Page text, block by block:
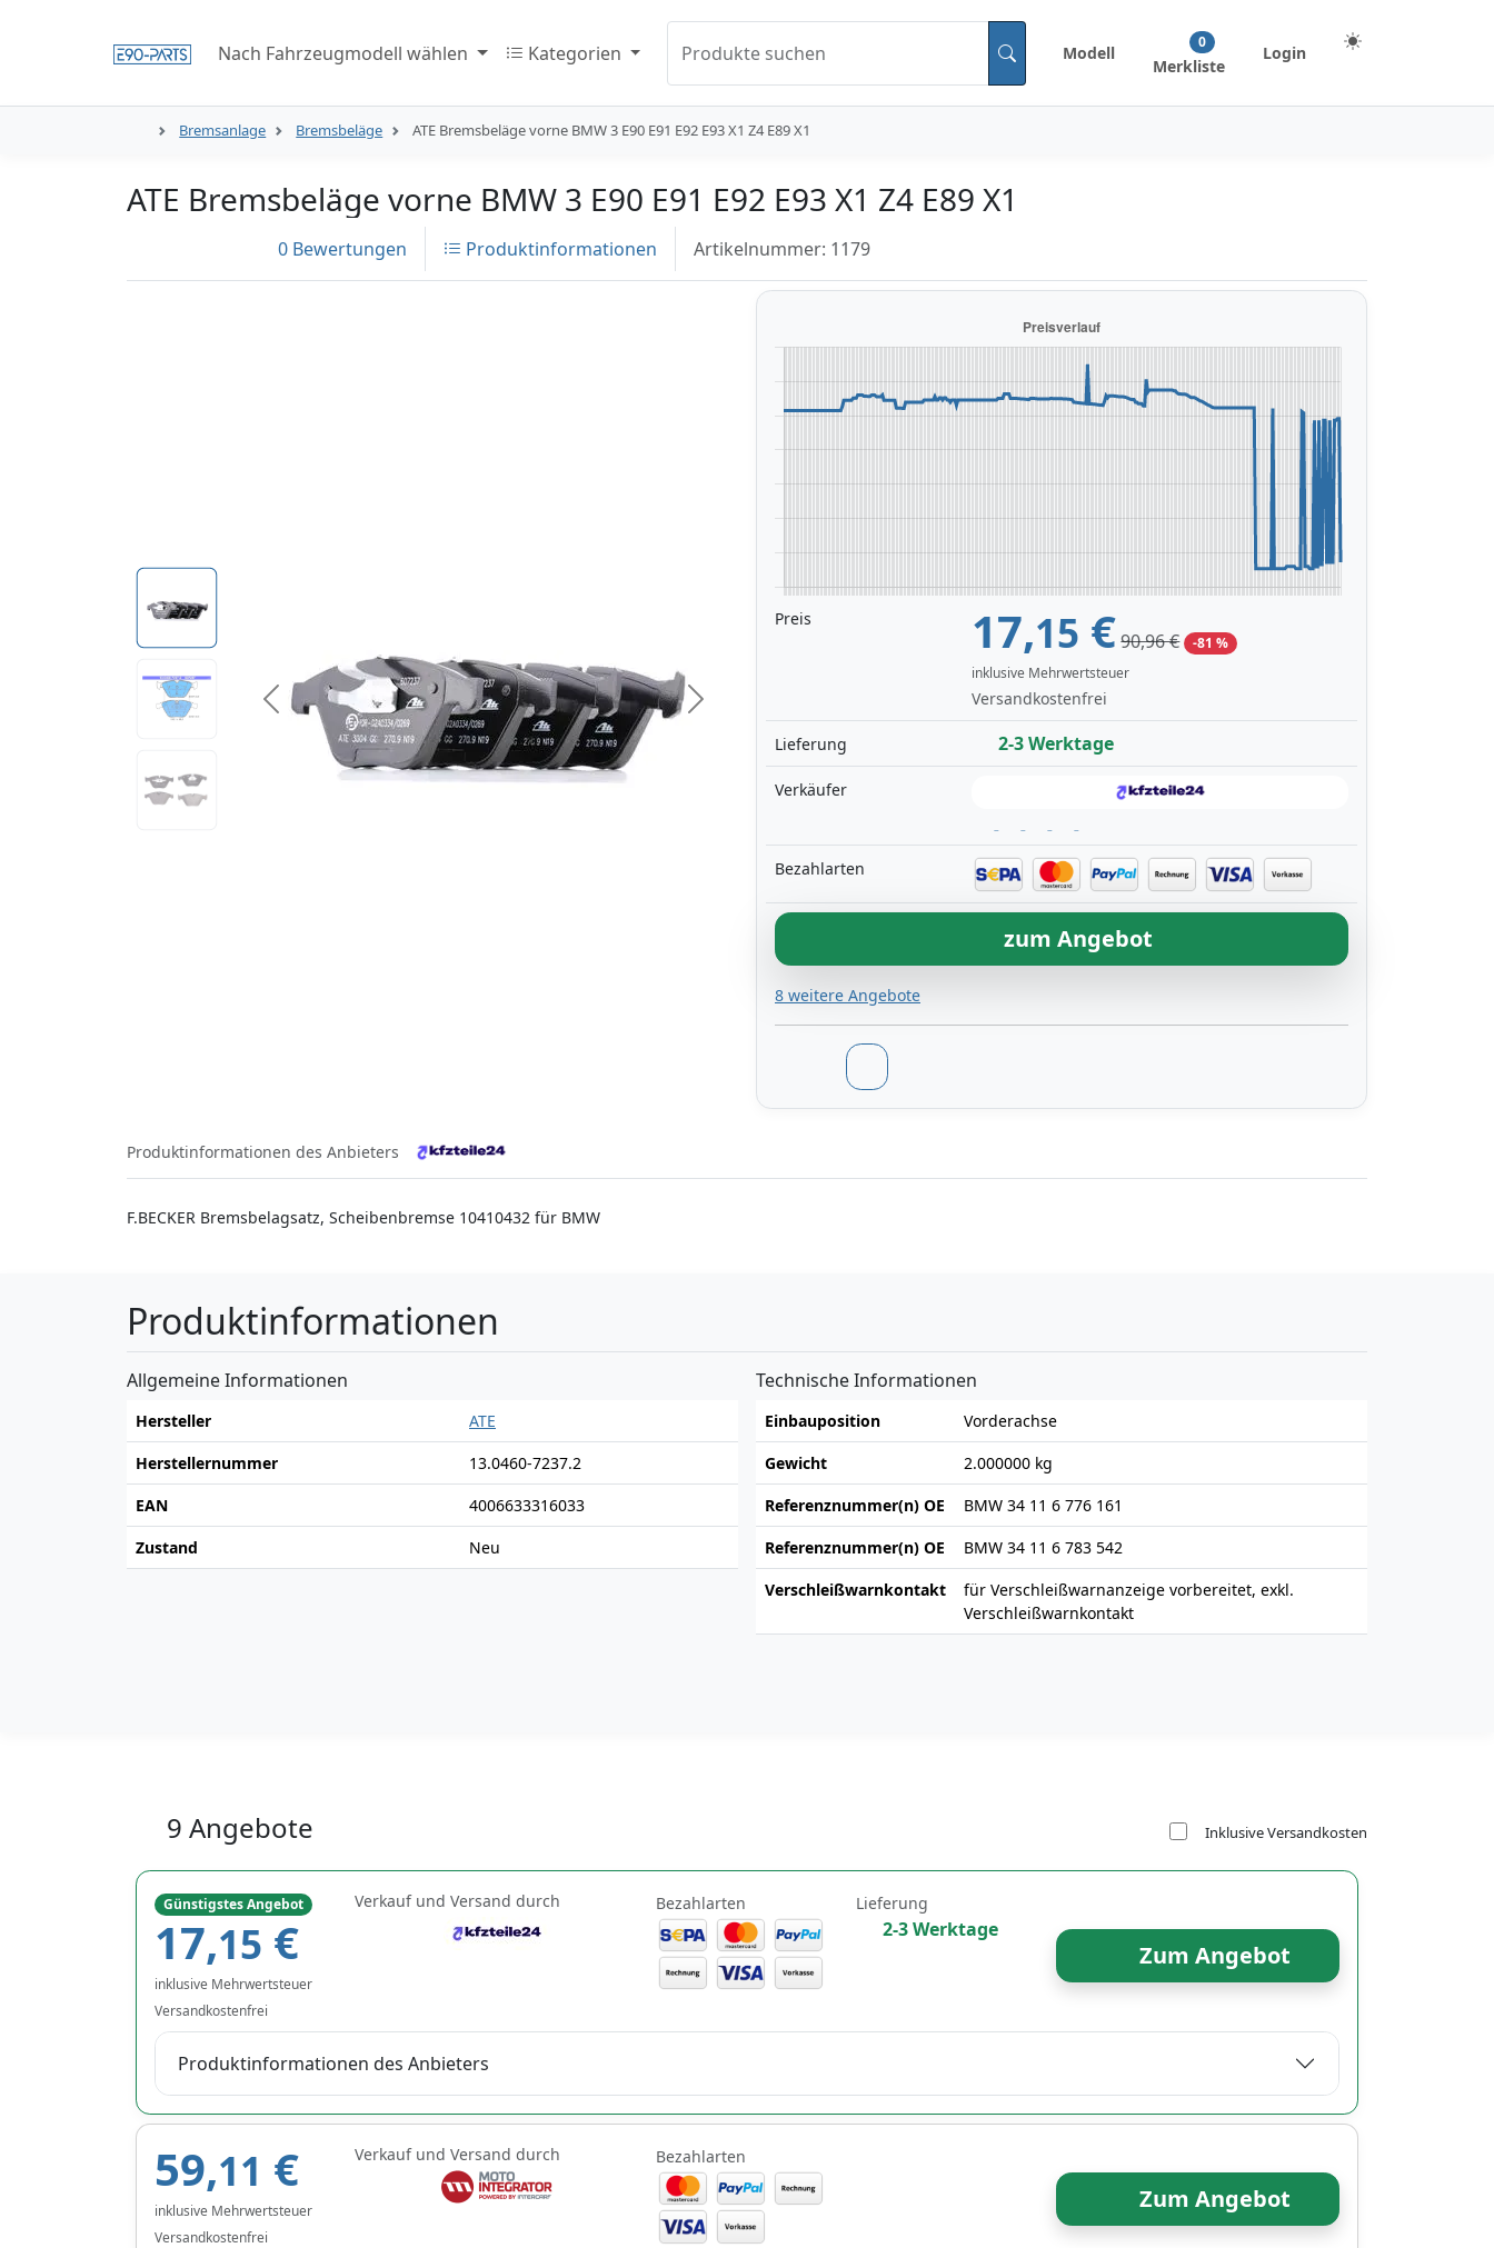
Modell
0
Merkliste
Login
Nach Fahrzeugmodell wählen Kategorien Produkte suchen
Bremsanlage Bremsbeläge ATE Bremsbeläge vorne BMW 3 E90 E91 E92 E93 X1 Z4 E89 X1
ATE Bremsbeläge vorne BMW 3 E90 E91 E92 E93 X1 Z4 E89 X1
0 Bewertungen Produktinformationen Artikelnummer: 1179
Previous Next
Preis 17,15 €90,96 €
-81 %
inklusive Mehrwertsteuer
Versandkostenfrei
Lieferung 2-3 Werktage
Verkäufer
Bezahlarten
zum Angebot
8 weitere Angebote
Produktinformationen des Anbieters
F.BECKER Bremsbelagsatz, Scheibenbremse 10410432 für BMW
Produktinformationen
Allgemeine Informationen
Hersteller
ATE
Herstellernummer
13.0460-7237.2
EAN
4006633316033
Zustand
Neu
Technische Informationen
Einbauposition
Vorderachse
Gewicht
2.000000 kg
Referenznummer(n) OE
BMW 34 11 6 776 161
Referenznummer(n) OE
BMW 34 11 6 783 542
Verschleißwarnkontakt
für Verschleißwarnanzeige vorbereitet, exkl.
Verschleißwarnkontakt
9 Angebote Inklusive Versandkosten
Günstigstes Angebot
17,15 €
inklusive Mehrwertsteuer
Versandkostenfrei
Verkauf und Versand durch Bezahlarten Lieferung
2-3 Werktage
Zum Angebot
Produktinformationen des Anbieters
59,11 €
inklusive Mehrwertsteuer
Versandkostenfrei
Verkauf und Versand durch Bezahlarten
Zum Angebot